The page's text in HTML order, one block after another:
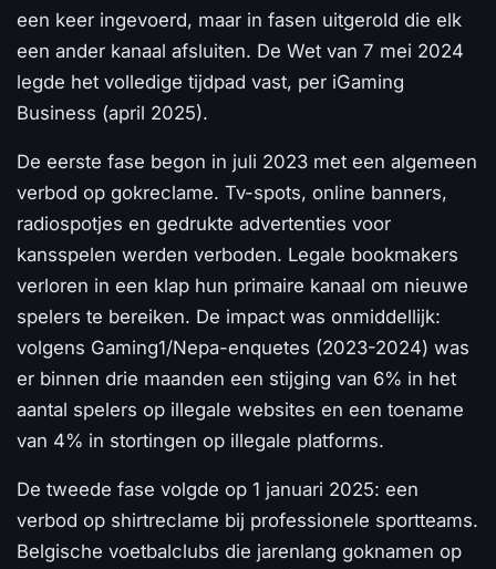
een keer ingevoerd, maar in fasen uitgerold die elk
een ander kanaal afsluiten. De Wet van 7 mei 2024
legde het volledige tijdpad vast, per iGaming
Business (april 2025).
De eerste fase begon in juli 2023 met een algemeen
verbod op gokreclame. Tv-spots, online banners,
radiospotjes en gedrukte advertenties voor
kansspelen werden verboden. Legale bookmakers
verloren in een klap hun primaire kanaal om nieuwe
spelers te bereiken. De impact was onmiddellijk:
volgens Gaming1/Nepa-enquetes (2023-2024) was
er binnen drie maanden een stijging van 6% in het
aantal spelers op illegale websites en een toename
van 4% in stortingen op illegale platforms.
De tweede fase volgde op 1 januari 2025: een
verbod op shirtreclame bij professionele sportteams.
Belgische voetbalclubs die jarenlang goknamen op